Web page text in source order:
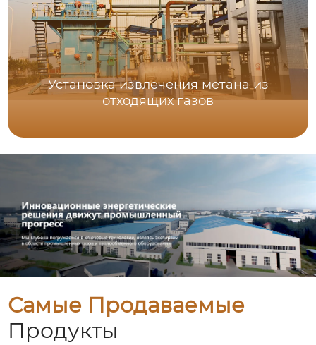
Установка извлечения метана из
отходящих газов
Самые Продаваемые
Продукты